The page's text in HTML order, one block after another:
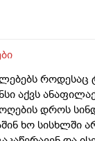
როთ
ყან
როდესაც
აქვს
დროს
ხო სისხლში